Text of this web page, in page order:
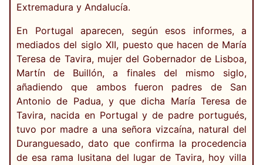
Extremadura y Andalucía.
En Portugal aparecen, según esos informes, a
mediados del siglo XII, puesto que hacen de María
Teresa de Tavira, mujer del Gobernador de Lisboa,
Martín de Buillón, a finales del mismo siglo,
añadiendo que ambos fueron padres de San
Antonio de Padua, y que dicha María Teresa de
Tavira, nacida en Portugal y de padre portugués,
tuvo por madre a una señora vizcaína, natural del
Duranguesado, dato que confirma la procedencia
de esa rama lusitana del lugar de Tavira, hoy villa